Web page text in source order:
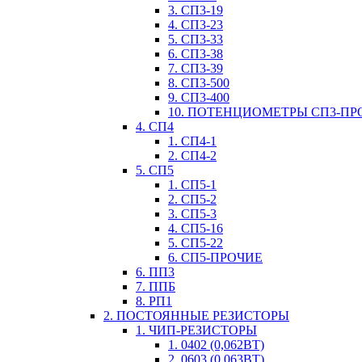
3. СП3-19
4. СП3-23
5. СП3-33
6. СП3-38
7. СП3-39
8. СП3-500
9. СП3-400
10. ПОТЕНЦИОМЕТРЫ СП3-
4. СП4
1. СП4-1
2. СП4-2
5. СП5
1. СП5-1
2. СП5-2
3. СП5-3
4. СП5-16
5. СП5-22
6. СП5-ПРОЧИЕ
6. ПП3
7. ППБ
8. РП1
2. ПОСТОЯННЫЕ РЕЗИСТОРЫ
1. ЧИП-РЕЗИСТОРЫ
1. 0402 (0,062ВТ)
2. 0603 (0,063ВТ)